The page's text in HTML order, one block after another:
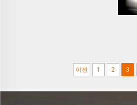
이전 1 2 3